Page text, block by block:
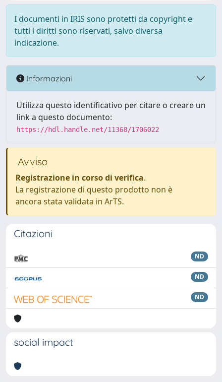
I documenti in IRIS sono protetti da copyright e
tutti i diritti sono riservati, salvo diversa
indicazione.
Informazioni
Utilizza questo identificativo per citare o creare un
link a questo documento:
https://hdl.handle.net/11368/1706022
Avviso
Registrazione in corso di verifica.
La registrazione di questo prodotto non è
ancora stata validata in ArTS.
Citazioni
ND
ND
ND
social impact